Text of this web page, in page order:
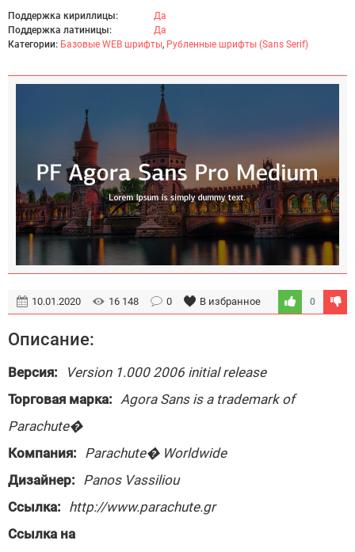
Поддержка кириллицы:
Да
Поддержка латиницы:
Да
Категории: Базовые WEB шрифты, Рубленные шрифты (Sans Serif)
10.01.2020 16 148 0 В избранное 0
Описание:
Версия:
Version 1.000 2006 initial release
Торговая марка: Agora Sans is a trademark of
Parachute�
Компания: Parachute� Worldwide
Дизайнер: Panos Vassiliou
Ссылка: http://www.parachute.gr
Ссылка на